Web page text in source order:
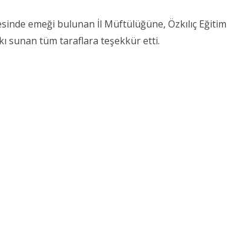
emeği bulunan İl Müftülüğüne, Özkılıç Eğitim
sunan tüm taraflara teşekkür etti.